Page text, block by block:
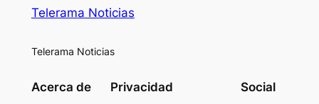
Telerama Noticias
Telerama Noticias
Acerca de Privacidad Social